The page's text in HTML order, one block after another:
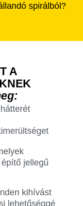
spirálból?
A
jellegű
kihívást
lehetőséggé